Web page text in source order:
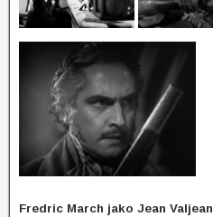
Fredric March jako Jean Valjean